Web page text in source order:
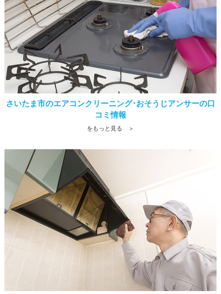
さいたま市のエアコンクリーニング･おそうじアンサーの口
コミ情報
をもっと見る ＞